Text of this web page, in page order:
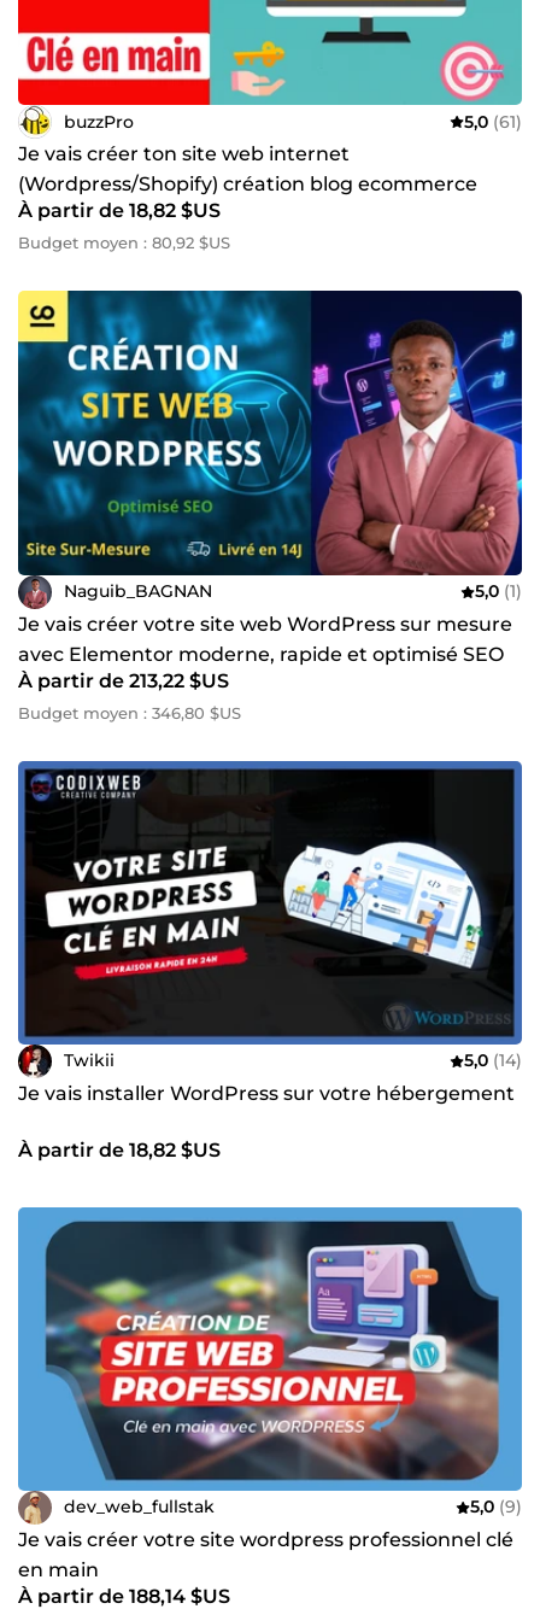
buzzPro 5,0 (61)
Je vais créer ton site web internet
(Wordpress/Shopify) création blog ecommerce
vitrine SEO
À partir de 18,82 $US
Budget moyen : 80,92 $US
Naguib_BAGNAN 5,0 (1)
Je vais créer votre site web WordPress sur mesure
avec Elementor moderne, rapide et optimisé SEO
À partir de 213,22 $US
Budget moyen : 346,80 $US
Twikii 5,0 (14)
Je vais installer WordPress sur votre hébergement
À partir de 18,82 $US
dev_web_fullstak 5,0 (9)
Je vais créer votre site wordpress professionnel clé
en main
À partir de 188,14 $US